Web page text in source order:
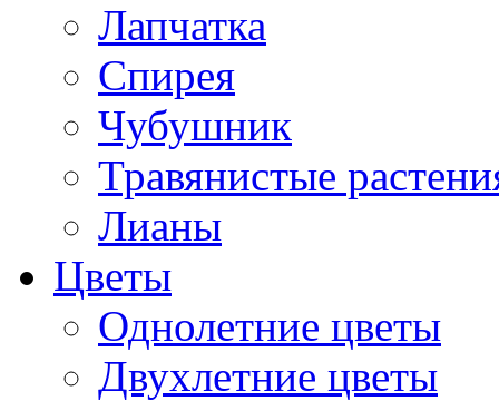
Лапчатка
Спирея
Чубушник
Травянистые
Лианы
Цветы
Однолетние цветы
Двухлетние цветы